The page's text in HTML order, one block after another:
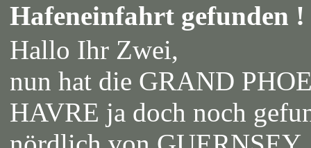
Hafeneinfahrt gefunden !
Hallo Ihr Zwei,
nun hat die GRAND
HAVRE ja doch noch